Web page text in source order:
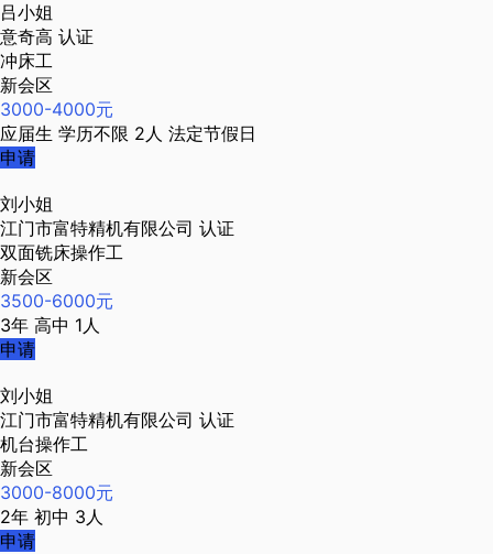
吕小姐
意奇高 认证
冲床工
新会区
3000-4000元
应届生 学历不限 2人 法定节假日
申请
刘小姐
江门市富特精机有限公司 认证
双面铣床操作工
新会区
3500-6000元
3年 高中 1人
申请
刘小姐
江门市富特精机有限公司 认证
机台操作工
新会区
3000-8000元
2年 初中 3人
申请